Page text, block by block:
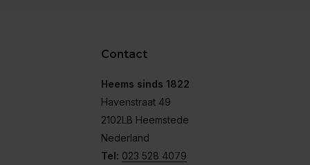
Contact
Heems sinds 1822
Havenstraat 49
2102LB Heemstede
Nederland
Tel: 023 528 4079